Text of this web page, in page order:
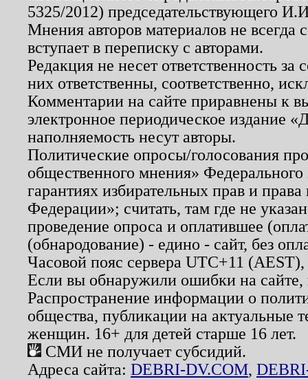
5325/2012) председательствующего
Мнения авторов материалов не
вступает в переписку с авторами.
Редакция не несет ответственность
них ответственны, соответственно,
Комментарии на сайте приравнены к
электронное периодическое издание
наполняемость несут авторы.
Политические опросы/голосования
общественного мнения»
гарантиях избирательных прав и
Федерации»; считать, там где не
проведение опроса и оплатившее
(обнародование) - едино - сайт, без
Часовой пояс сервера UTC+11
Если вы обнаружили ошибки на
Распространение информации о
общества, публикации на актуальные
женщин. 16+ для детей старше 16 лет.
СМИ не получает субсидий.
Адреса сайта: DEBRI-DV.COM,